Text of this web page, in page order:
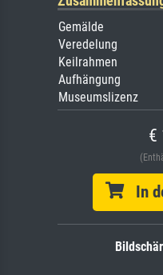
Gemälde
Veredelung
Keilrahmen
Aufhängung
Museumslizenz
€
In